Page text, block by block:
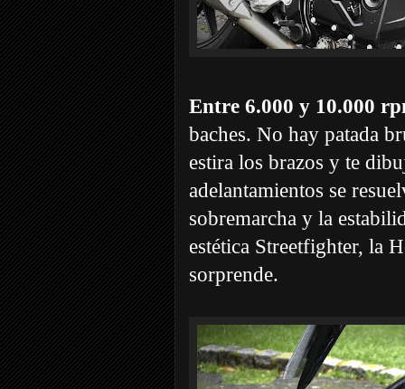
Entre 6.000 y 10.000
baches. No hay patada
estira los brazos y te
adelantamientos se
sobremarcha y la
estética Streetfighter, la
sorprende.